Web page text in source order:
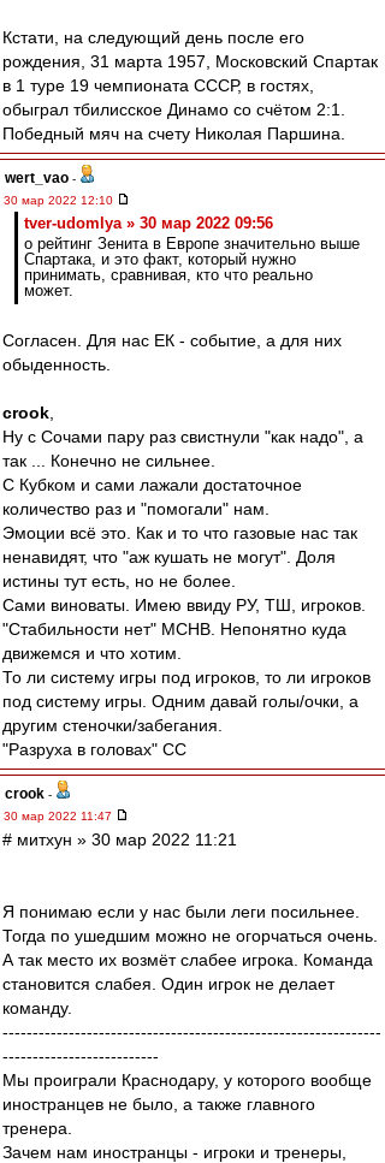
Кстати, на следующий день после его
рождения, 31 марта 1957, Московский Спартак
в 1 туре 19 чемпионата СССР, в гостях,
обыграл тбилисское Динамо со счётом 2:1.
Победный мяч на счету Николая Паршина.
wert_vao -
30 мар 2022 12:10
tver-udomlya » 30 мар 2022 09:56
о рейтинг Зенита в Европе значительно выше
Спартака, и это факт, который нужно
принимать, сравнивая, кто что реально
может.
Согласен. Для нас ЕК - событие, а для них
обыденность.
crook
Ну с Сочами пару раз свистнули "как надо", а
так ... Конечно не сильнее.
С Кубком и сами лажали достаточное
количество раз и "помогали" нам.
Эмоции всё это. Как и то что газовые нас так
ненавидят, что "аж кушать не могут". Доля
истины тут есть, но не более.
Сами виноваты. Имею ввиду РУ, ТШ, игроков.
"Стабильности нет" МСНВ. Непонятно куда
движемся и что хотим.
То ли систему игры под игроков, то ли игроков
под систему игры. Одним давай голы/очки, а
другим стеночки/забегания.
"Разруха в головах" СС
crook -
30 мар 2022 11:47
# митхун » 30 мар 2022 11:21
Я понимаю если у нас были леги посильнее.
Тогда по ушедшим можно не огорчаться очень.
А так место их возмёт слабее игрока. Команда
становится слабея. Один игрок не делает
команду.
---------------------------------------------------------------
--------------------------
Мы проиграли Краснодару, у которого вообще
иностранцев не было, а также главного
тренера.
Зачем нам иностранцы - игроки и тренеры,